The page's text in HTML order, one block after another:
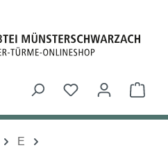
Du hast 0
E